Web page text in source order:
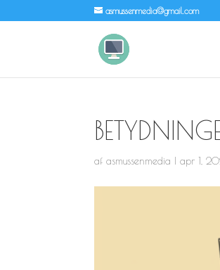
asmussenmedia@gmail.com
afasmussenmedia |apr 1,